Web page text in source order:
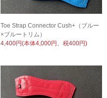
Toe Strap Connector Cush+（ブルー
×ブルートリム）
4,400円(本体4,000円、税400円)